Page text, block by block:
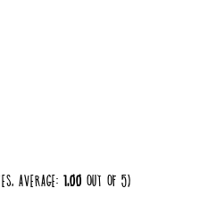
AVERAGE: 1,00 OUT OF 5)